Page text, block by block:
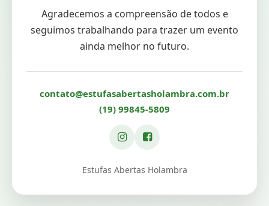
Agradecemos a compreensão de todos e
seguimos trabalhando para trazer um evento
ainda melhor no futuro.
contato@estufasabertasholambra.com.br
(19) 99845-5809
Estufas Abertas Holambra